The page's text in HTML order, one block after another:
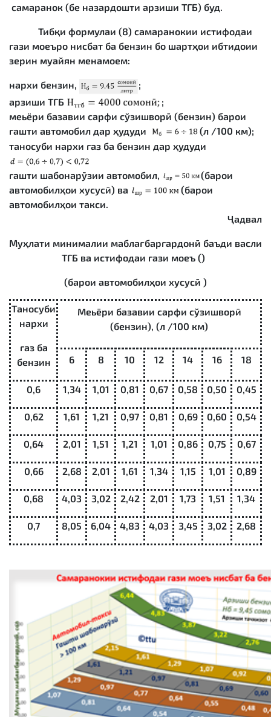
самаранок (бе назардошти арзиши ТГБ) буд.
Тибқи формулаи (8) самаранокии истифодаи
гази моеъро нисбат ба бензин бо шартҳои ибтидоии
зерин муайян менамоем:
нархи бензин,
;
арзиши ТГБ
;
меьёри базавии сарфи сўзишворӣ (бензин) барои
гашти автомобил дар ҳудуди
(л /100 км);
таносуби нархи газ ба бензин дар ҳудуди
гашти шабонарӯзии автомобил,
(барои
автомобилҳои хусусӣ) ва
(барои
автомобилҳои такси.
Ҷадвал
Муҳлати минималии маблағбаргардонӣ баъди васли
ТГБ ва истифодаи гази моеъ ()
(барои автомобилҳои хусусӣ )
Таносуби
нархи
газ ба
бензин
Меьёри базавии сарфи сўзишворӣ
(бензин), (л /100 км)
6 8 10 12 14 16 18
0,6 1,34 1,01 0,81 0,67 0,58 0,50 0,45
0,62 1,61 1,21 0,97 0,81 0,69 0,60 0,54
0,64 2,01 1,51 1,21 1,01 0,86 0,75 0,67
0,66 2,68 2,01 1,61 1,34 1,15 1,01 0,89
0,68 4,03 3,02 2,42 2,01 1,73 1,51 1,34
0,7 8,05 6,04 4,83 4,03 3,45 3,02 2,68